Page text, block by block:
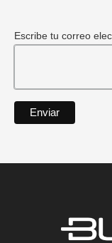
Escribe tu correo